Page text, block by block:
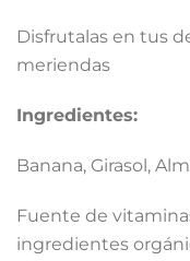
Disfrutalas en tus
meriendas
Ingredientes:
Banana, Girasol,
Fuente de
ingredientes